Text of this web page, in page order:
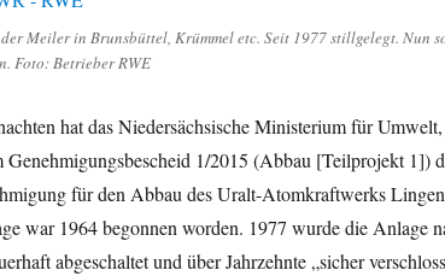
Meiler in Brunsbüttel, Krümmel etc. Seit 1977 stillgelegt. Nun
Foto: Betrieber RWE
hat das Niedersächsische Ministerium für
1/2015 (Abbau [Teilprojekt 1])
für den Abbau des Uralt-Atomkraftwerks
war 1964 begonnen worden. 1977 wurde die Anlage
abgeschaltet und über Jahrzehnte „sicher